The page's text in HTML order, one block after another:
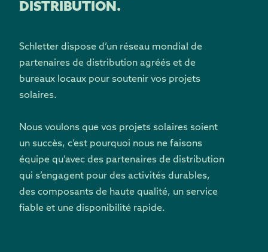
DISTRIBUTION.
Schletter dispose d’un réseau mondial de
partenaires de distribution agréés et de
bureaux locaux pour soutenir vos projets
solaires.
Nous voulons que vos projets solaires soient
un succès, c’est pourquoi nous ne faisons
équipe qu’avec des partenaires de distribution
qui s’engagent pour des activités durables,
des composants de haute qualité, un service
fiable et une disponibilité rapide.